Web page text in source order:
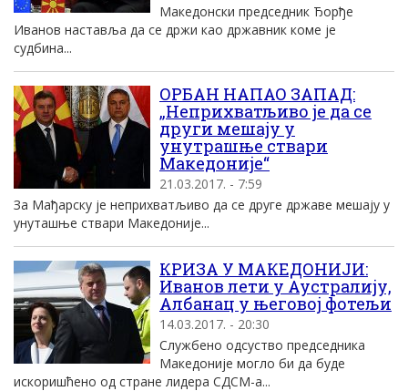
Македонски председник Ђорђе
Иванов наставља да се држи као државник коме је
судбина...
ОРБАН НАПАО ЗАПАД:
„Неприхватљиво је да се
други мешају у
унутрашње ствари
Македоније“
21.03.2017. - 7:59
За Мађарску је неприхватљиво да се друге државе мешају у
унуташње ствари Македоније...
КРИЗА У МАКЕДОНИЈИ:
Иванов лети у Аустралију,
Албанац у његовој фотељи
14.03.2017. - 20:30
Службено одсуство председника
Македоније могло би да буде
искоришћено од стране лидера СДСМ-а...